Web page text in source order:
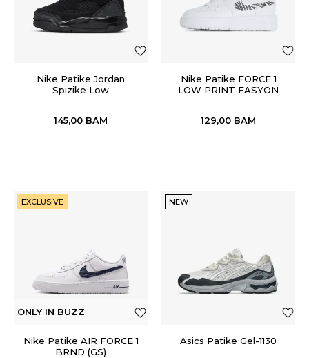
Nike Patike Jordan
Spizike Low
145,00 BAM
Nike Patike FORCE 1
LOW PRINT EASYON
129,00 BAM
EXCLUSIVE
ONLY IN BUZZ
Nike Patike AIR FORCE 1
BRND (GS)
NEW
Asics Patike Gel-1130